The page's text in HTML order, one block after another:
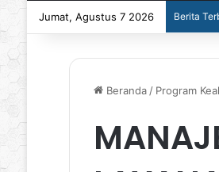
Jumat, Agustus 7 2026 Berita
Beranda / Program